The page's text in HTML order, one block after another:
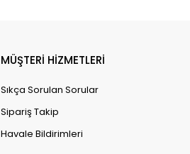
MÜŞTERİ HİZMETLERİ
Sıkça Sorulan Sorular
Sipariş Takip
Havale Bildirimleri